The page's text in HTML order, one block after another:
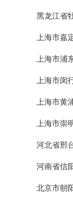
黑龙江省
上海市嘉
上海市浦
上海市
上海市黄
上海市崇
河北省邢
河南省信
北京市朝